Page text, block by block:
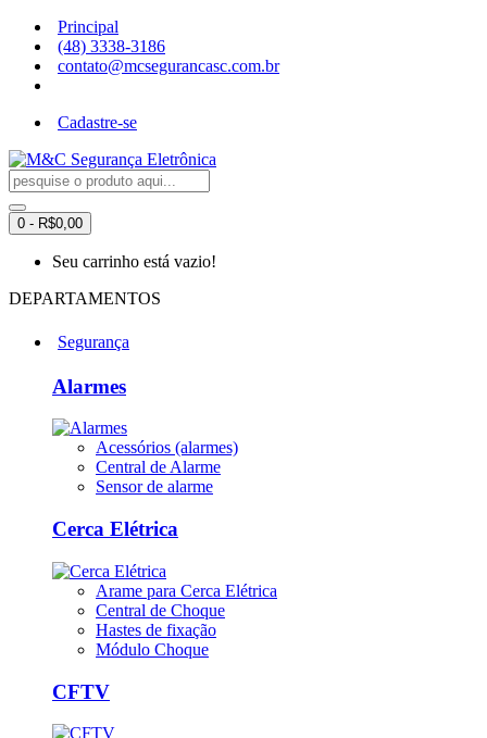
Principal
(48) 3338-3186
contato@mcsegurancasc.com.br
Cadastre-se
0 - R$0,00
Seu carrinho está vazio!
DEPARTAMENTOS
Segurança
Alarmes
Acessórios (alarmes)
Central de Alarme
Sensor de alarme
Cerca Elétrica
Arame para Cerca Elétrica
Central de Choque
Hastes de fixação
Módulo Choque
CFTV